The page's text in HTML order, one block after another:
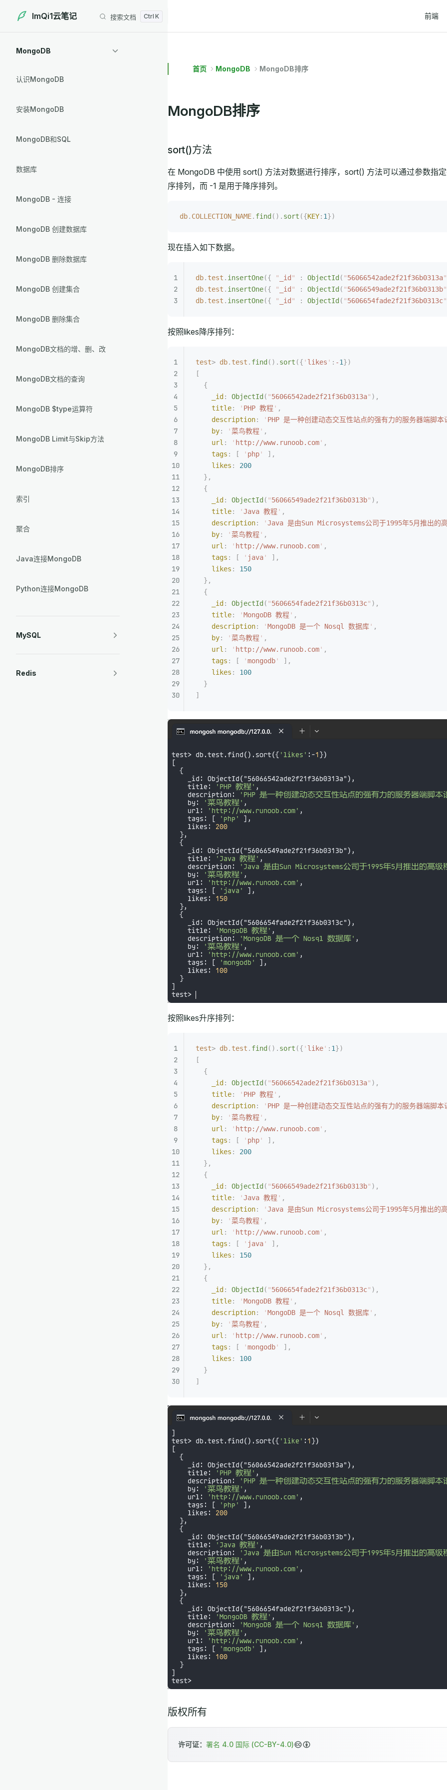
Skip to content
ImQi1云笔记 搜索文档 前端
MongoDB
认识MongoDB
安装MongoDB
MongoDB和SQL
数据库
MongoDB - 连接
MongoDB 创建数据库
MongoDB 删除数据库
MongoDB 创建集合
MongoDB 删除集合
MongoDB文档的增、删、改
MongoDB文档的查询
MongoDB $type运算符
MongoDB Limit与Skip方法
MongoDB排序
索引
聚合
Java连接MongoDB
Python连接MongoDB
MySQL
Redis
首页 MongoDB MongoDB排序
MongoDB排序
sort()方法
在 MongoDB 中使用 sort() 方法对数据进行排序，sort() 方法可以通过参数指
序排列，而 -1 是用于降序排列。
db. COLLECTION_NAME. find (). sort ({KEY: 1})
现在插入如下数据。
db. test . insertOne({ " _id " : ObjectId ( "56066542ade2f21f36b0313a"
db. test . insertOne({ " _id " : ObjectId ( "56066549ade2f21f36b0313b"
db. test . insertOne({ " _id " : ObjectId ( "5606654fade2f21f36b0313c"
按照likes降序排列：
test> db. test . find (). sort ({ ' likes ' : -1})
[
  {
    _id
: ObjectId ( "56066542ade2f21f36b0313a" ),
    title
: ' PHP 教程' ,
    description
: ' PHP 是一种创建动态交互性站点的强有力的服务器端脚本
    by
: '菜鸟教程' ,
    url
: ' http://www.runoob.com' ,
    tags
: [ ' php'
],
    likes
:
200
  },
  {
    _id
: ObjectId ( "56066549ade2f21f36b0313b" ),
    title
: 'Java 教程' ,
    description
: 'Java 是由Sun Microsystems公司于1995年5月推出的高
    by
: '菜鸟教程' ,
    url
: ' http://www.runoob.com' ,
    tags
: [ ' java'
],
    likes
:
150
  },
  {
    _id
: ObjectId ( "5606654fade2f21f36b0313c" ),
    title
: 'MongoDB 教程' ,
    description
: 'MongoDB 是一个 Nosql 数据库' ,
    by
: '菜鸟教程' ,
    url
: ' http://www.runoob.com' ,
    tags
: [ 'mongodb'
],
    likes
:
100
  }
]
按照likes升序排列：
test> db. test . find (). sort ({ ' like' : 1})
[
  {
    _id
: ObjectId ( "56066542ade2f21f36b0313a" ),
    title
: ' PHP 教程' ,
    description
: ' PHP 是一种创建动态交互性站点的强有力的服务器端脚本
    by
: '菜鸟教程' ,
    url
: ' http://www.runoob.com' ,
    tags
: [ ' php'
],
    likes
:
200
  },
  {
    _id
: ObjectId ( "56066549ade2f21f36b0313b" ),
    title
: 'Java 教程' ,
    description
: 'Java 是由Sun Microsystems公司于1995年5月推出的高
    by
: '菜鸟教程' ,
    url
: ' http://www.runoob.com' ,
    tags
: [ ' java'
],
    likes
:
150
  },
  {
    _id
: ObjectId ( "5606654fade2f21f36b0313c" ),
    title
: 'MongoDB 教程' ,
    description
: 'MongoDB 是一个 Nosql 数据库' ,
    by
: '菜鸟教程' ,
    url
: ' http://www.runoob.com' ,
    tags
: [ 'mongodb'
],
    likes
:
100
  }
]
版权所有
许可证： 署名 4.0 国际 (CC-BY-4.0)